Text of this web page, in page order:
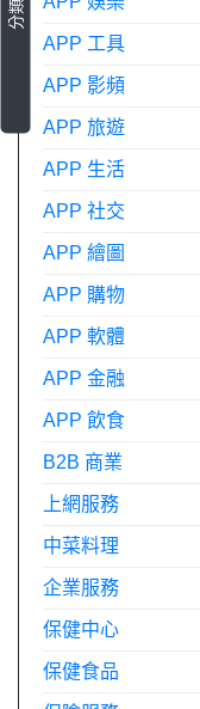
分類
APP 工具
APP 影頻
APP 旅遊
APP 生活
APP 社交
APP 繪圖
APP 購物
APP 軟體
APP 金融
APP 飲食
B2B 商業
上網服務
中菜料理
企業服務
保健中心
保健食品